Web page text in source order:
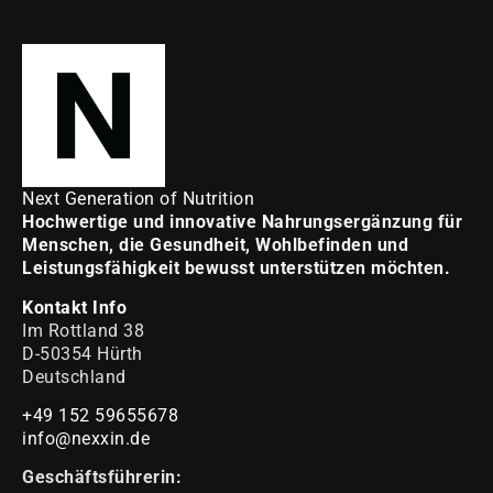
Next Generation of Nutrition
Hochwertige und innovative Nahrungsergänzung für
Menschen, die Gesundheit, Wohlbefinden und
Leistungsfähigkeit bewusst unterstützen möchten.
Kontakt Info
Im Rottland 38
D-50354 Hürth
Deutschland
+49 152 59655678
info@nexxin.de
Geschäftsführerin: